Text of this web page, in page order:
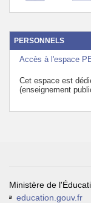
PERSONNELS
Accès à l'espace
Cet espace est
(enseignement
Ministère de
education.gouv.fr